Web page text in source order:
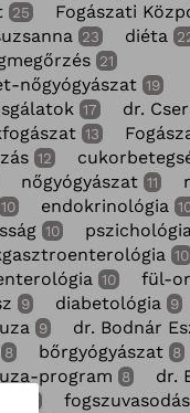
25 Fogászati
23 diéta
21
nőgyógyászat 19
17 dr.
13
12
nőgyógyászat 11
10 endokrinológia
10
10
10 fül-
9 diabetológia 9
9 dr. Bodnár
8 bőrgyógyászat 8
program 8 dr.
fogszuvasodás